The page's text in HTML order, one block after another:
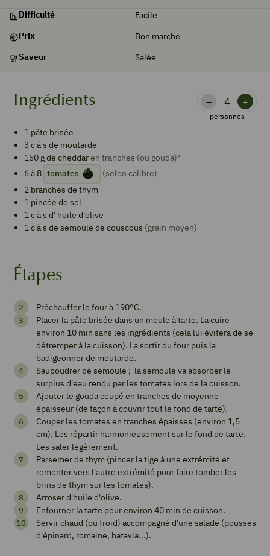
Difficulté
Facile
Prix
Bon marché
Saveur
Salée
Étapes
Préchauffer le four à 190°C.
Placer la pâte brisée dans un moule à tarte. La cuire
environ 10 min sans les ingrédients (cela lui évitera de se
détremper à la cuisson). La sortir du four puis la
badigeonner de moutarde.
Saupoudrer de semoule ; la semoule va absorber le
surplus d'eau rendu par les tomates lors de la cuisson.
Ajouter le gouda coupé en tranches de moyenne
épaisseur (de façon à couvrir tout le fond de tarte).
Couper les tomates en tranches épaisses (environ 1,5
cm). Les répartir harmonieusement sur le fond de tarte.
Les saler légèrement.
Parsemer de thym (pincer la tige à une extrémité et
remonter vers l'autre extrémité pour faire tomber les
brins de thym sur les tomates).
Arroser d'huile d'olive.
Enfourner la tarte pour environ 40 min de cuisson.
Servir chaud (ou froid) accompagné d'une salade (pousses
d'épinard, romaine, batavia...).
Ingrédients – +
personnes
1 pâte brisée
3 c à s de moutarde
150 g de cheddaren tranches (ou gouda)*
6 à 8 tomates
(selon calibre)
2 branches de thym
1 pincée de sel
1c à s d' huile d'olive
1c à s de semoule de couscous (grain moyen)
aux
tomates
cheddar
from 1 vote
Imprimer
la
recette
Pin
Recipe